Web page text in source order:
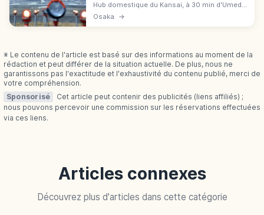
Hub domestique du Kansai, à 30 min d'Umeda
et 50 min à 1 h de Kyōto. Lignes JAL, ANA et
Osaka →
※ Le contenu de l'article est basé sur des informations au moment de la
rédaction et peut différer de la situation actuelle. De plus, nous ne
garantissons pas l'exactitude et l'exhaustivité du contenu publié, merci de
votre compréhension.
Sponsorisé
Cet article peut contenir des publicités (liens affiliés) ;
nous pouvons percevoir une commission sur les réservations effectuées
via ces liens.
Articles connexes
Découvrez plus d'articles dans cette catégorie